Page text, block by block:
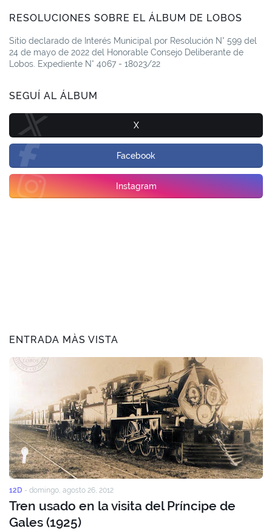
RESOLUCIONES SOBRE EL ÁLBUM DE LOBOS
Sitio declarado de Interés Municipal por Resolución N° 599 del
24 de mayo de 2022 del Honorable Consejo Deliberante de
Lobos. Expediente N° 4067 - 18023/22
SEGUÍ AL ÁLBUM
X
Facebook
Instagram
ENTRADA MÀS VISTA
12D - domingo, agosto 26, 2012
Tren usado en la visita del Príncipe de
Gales (1925)